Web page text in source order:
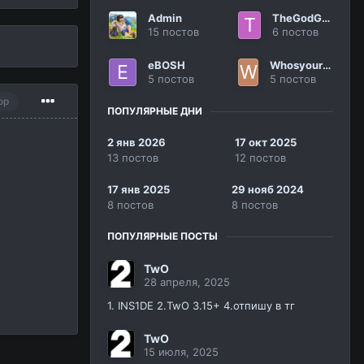
Admin
15 постов
TheGodGame
6 постов
eBOSH
5 постов
Whosyourdaddy
5 постов
ПОПУЛЯРНЫЕ ДНИ
2 янв 2026
13 постов
17 окт 2025
12 постов
17 янв 2025
8 постов
29 нояб 2024
8 постов
ПОПУЛЯРНЫЕ ПОСТЫ
TwO
28 апреля, 2025
1. INS1DE 2.TwO 3.15+ 4.отпишу в тг
TwO
15 июля, 2025